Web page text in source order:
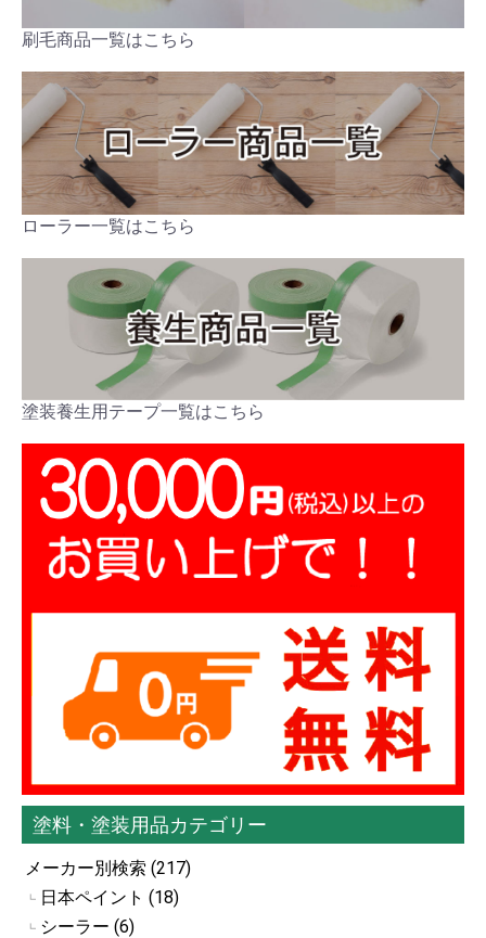
塗料・塗装用品カテゴリー
メーカー別検索 (217)
┗ 日本ペイント (18)
┗ シーラー (6)
刷毛商品一覧はこちら
ローラー一覧はこちら
塗装養生用テープ一覧はこちら